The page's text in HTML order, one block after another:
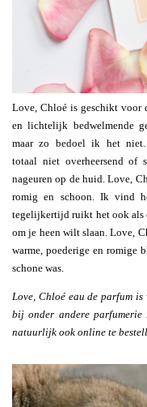
Love, Chloé is geschikt voor
en lichtelijk bedwelmende
maar zo bedoel ik het
totaal niet overheersend
nageuren op de huid. Love,
romig en schoon. Ik vind
tegelijkertijd ruikt het ook als
om je heen wilt slaan. Love,
warme, poederige en romige
schone was.
Love, Chloé eau de parfum
bij onder andere
natuurlijk ook online te